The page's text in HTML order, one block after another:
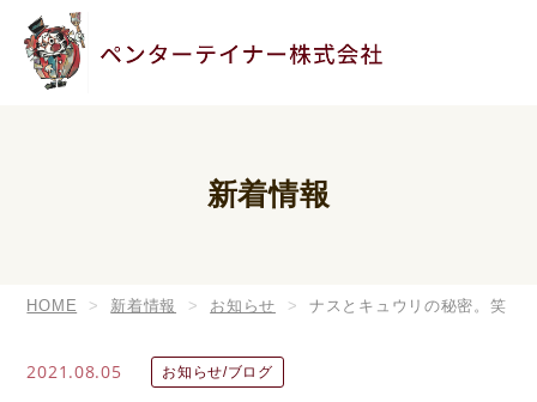
新着情報
HOME 新着情報 お知らせ ナスとキュウリの秘密。笑
2021.08.05 お知らせ/ブログ